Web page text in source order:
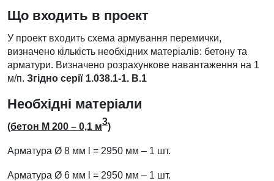
Що входить в проект
У проект входить схема армування перемички,
визначено кількість необхідних матеріалів: бетону та
арматури. Визначено розрахункове навантаження на 1
м/п. Згідно серії 1.038.1-1. В.1
Необхідні матеріали
(бетон М 200 – 0,1 м3)
Арматура Ø 8 мм l = 2950 мм – 1 шт.
Арматура Ø 6 мм l = 2950 мм – 1 шт.